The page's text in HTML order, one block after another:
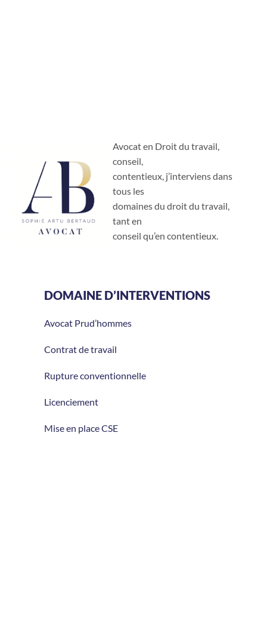
Avocat en Droit du travail,
conseil,
contentieux, j’interviens dans
tous les
domaines du droit du travail,
tant en
conseil qu’en contentieux.
DOMAINE D’INTERVENTIONS
Avocat Prud’hommes
Contrat de travail
Rupture conventionnelle
Licenciement
Mise en place CSE